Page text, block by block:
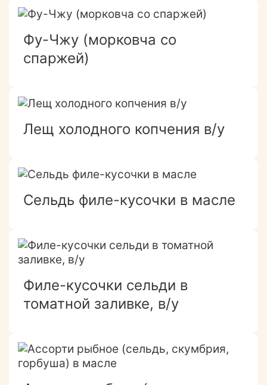
Фу-Чжу (морковча со
спаржей)
Лещ холодного копчения в/у
Сельдь филе-кусочки в масле
Филе-кусочки сельди в
томатной заливке, в/у